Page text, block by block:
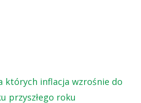
których inflacja wzrośnie do
przyszłego roku